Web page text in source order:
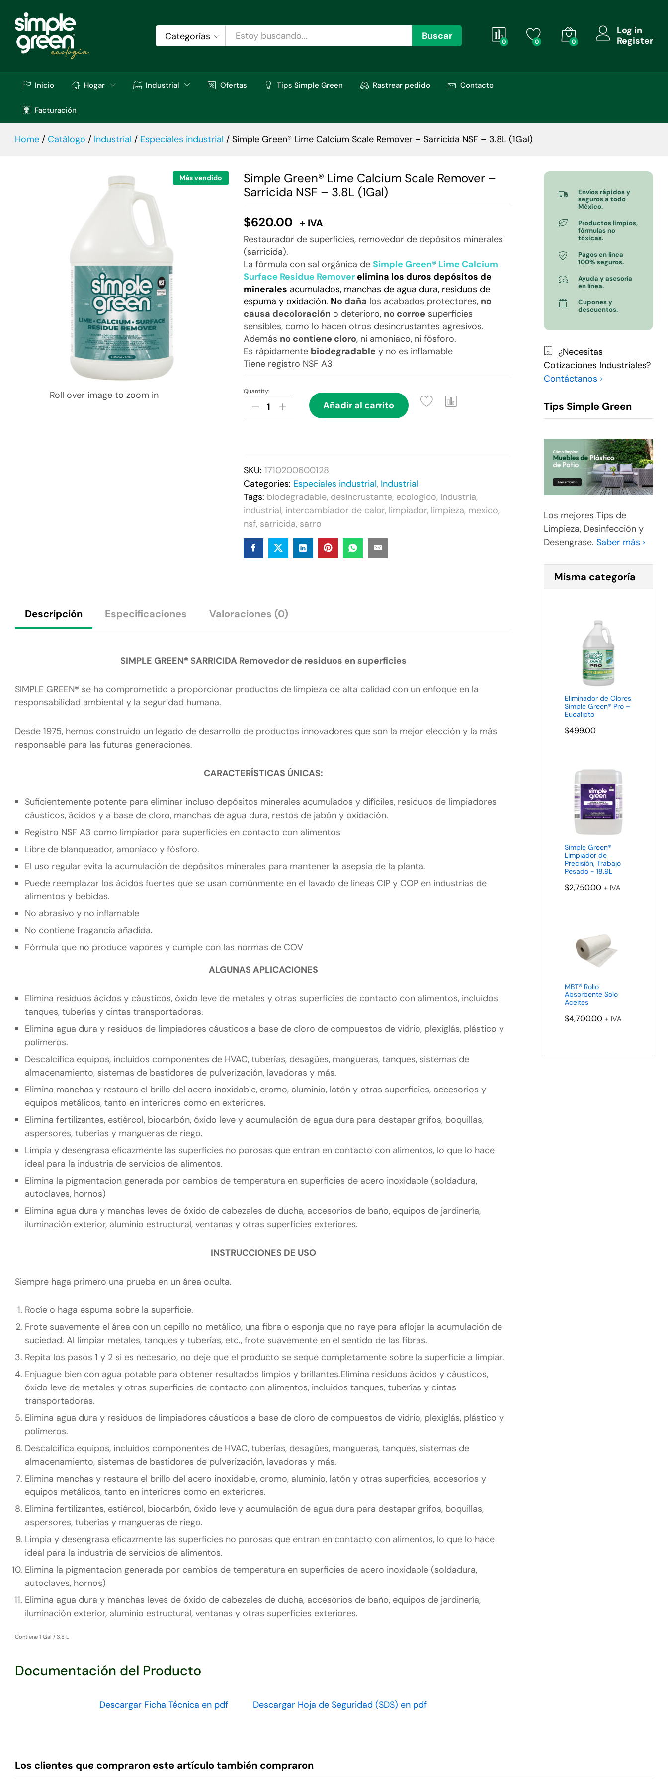
Categorías Buscar 0 0 0
Log in
Register
Inicio Hogar Industrial Ofertas Tips Simple Green Rastrear pedido Contacto
Facturación
Home / Catálogo / Industrial / Especiales industrial / Simple Green® Lime Calcium Scale Remover – Sarricida NSF – 3.8L (1Gal)
Más vendido
Roll over image to zoom in
Simple Green® Lime Calcium Scale Remover –
Sarricida NSF – 3.8L (1Gal)
$620.00 + IVA
Restaurador de superficies, removedor de depósitos minerales
(sarricida).
La fórmula con sal orgánica de Simple Green® Lime Calcium
Surface Residue Remover elimina los duros depósitos de
minerales acumulados, manchas de agua dura, residuos de
espuma y oxidación. No daña los acabados protectores, no
causa decoloración o deterioro, no corroe superficies
sensibles, como lo hacen otros desincrustantes agresivos.
Además no contiene cloro, ni amoniaco, ni fósforo.
Es rápidamente biodegradable y no es inflamable
Tiene registro NSF A3
Simple
Green®
Lime
–
Sarricida
NSF
–
3.8L
(1Gal)
quantity
Quantity:
Añadir al carrito
SKU: 1710200600128
Categories: Especiales industrial, Industrial
Tags: biodegradable, desincrustante, ecologico, industria,
industrial, intercambiador de calor, limpiador, limpieza, mexico,
nsf, sarricida, sarro
Descripción Especificaciones Valoraciones (0)
SIMPLE GREEN® SARRICIDA Removedor de residuos en superficies
SIMPLE GREEN® se ha comprometido a proporcionar productos de limpieza de alta calidad con un enfoque en la
responsabilidad ambiental y la seguridad humana.
Desde 1975, hemos construido un legado de desarrollo de productos innovadores que son la mejor elección y la más
responsable para las futuras generaciones.
CARACTERÍSTICAS ÚNICAS:
Suficientemente potente para eliminar incluso depósitos minerales acumulados y difíciles, residuos de limpiadores
cáusticos, ácidos y a base de cloro, manchas de agua dura, restos de jabón y oxidación.
Registro NSF A3 como limpiador para superficies en contacto con alimentos
Libre de blanqueador, amoniaco y fósforo.
El uso regular evita la acumulación de depósitos minerales para mantener la asepsia de la planta.
Puede reemplazar los ácidos fuertes que se usan comúnmente en el lavado de líneas CIP y COP en industrias de
alimentos y bebidas.
No abrasivo y no inflamable
No contiene fragancia añadida.
Fórmula que no produce vapores y cumple con las normas de COV
ALGUNAS APLICACIONES
Elimina residuos ácidos y cáusticos, óxido leve de metales y otras superficies de contacto con alimentos, incluidos
tanques, tuberías y cintas transportadoras.
Elimina agua dura y residuos de limpiadores cáusticos a base de cloro de compuestos de vidrio, plexiglás, plástico y
polímeros.
Descalcifica equipos, incluidos componentes de HVAC, tuberías, desagües, mangueras, tanques, sistemas de
almacenamiento, sistemas de bastidores de pulverización, lavadoras y más.
Elimina manchas y restaura el brillo del acero inoxidable, cromo, aluminio, latón y otras superficies, accesorios y
equipos metálicos, tanto en interiores como en exteriores.
Elimina fertilizantes, estiércol, biocarbón, óxido leve y acumulación de agua dura para destapar grifos, boquillas,
aspersores, tuberías y mangueras de riego.
Limpia y desengrasa eficazmente las superficies no porosas que entran en contacto con alimentos, lo que lo hace
ideal para la industria de servicios de alimentos.
Elimina la pigmentacion generada por cambios de temperatura en superficies de acero inoxidable (soldadura,
autoclaves, hornos)
Elimina agua dura y manchas leves de óxido de cabezales de ducha, accesorios de baño, equipos de jardinería,
iluminación exterior, aluminio estructural, ventanas y otras superficies exteriores.
INSTRUCCIONES DE USO
Siempre haga primero una prueba en un área oculta.
Rocíe o haga espuma sobre la superficie.
Frote suavemente el área con un cepillo no metálico, una fibra o esponja que no raye para aflojar la acumulación de
suciedad. Al limpiar metales, tanques y tuberías, etc., frote suavemente en el sentido de las fibras.
Repita los pasos 1 y 2 si es necesario, no deje que el producto se seque completamente sobre la superficie a limpiar.
Enjuague bien con agua potable para obtener resultados limpios y brillantes.Elimina residuos ácidos y cáusticos,
óxido leve de metales y otras superficies de contacto con alimentos, incluidos tanques, tuberías y cintas
transportadoras.
Elimina agua dura y residuos de limpiadores cáusticos a base de cloro de compuestos de vidrio, plexiglás, plástico y
polímeros.
Descalcifica equipos, incluidos componentes de HVAC, tuberías, desagües, mangueras, tanques, sistemas de
almacenamiento, sistemas de bastidores de pulverización, lavadoras y más.
Elimina manchas y restaura el brillo del acero inoxidable, cromo, aluminio, latón y otras superficies, accesorios y
equipos metálicos, tanto en interiores como en exteriores.
Elimina fertilizantes, estiércol, biocarbón, óxido leve y acumulación de agua dura para destapar grifos, boquillas,
aspersores, tuberías y mangueras de riego.
Limpia y desengrasa eficazmente las superficies no porosas que entran en contacto con alimentos, lo que lo hace
ideal para la industria de servicios de alimentos.
Elimina la pigmentacion generada por cambios de temperatura en superficies de acero inoxidable (soldadura,
autoclaves, hornos)
Elimina agua dura y manchas leves de óxido de cabezales de ducha, accesorios de baño, equipos de jardinería,
iluminación exterior, aluminio estructural, ventanas y otras superficies exteriores.
Contiene 1 Gal / 3.8 L
Documentación del Producto
Descargar Ficha Técnica en pdf Descargar Hoja de Seguridad (SDS) en pdf
Envíos rápidos y
seguros a todo
México.
Productos limpios,
fórmulas no
tóxicas.
Pagos en línea
100% seguros.
Ayuda y asesoría
en línea.
Cupones y
descuentos.
¿Necesitas
Cotizaciones Industriales?
Contáctanos ›
Tips Simple Green
Los mejores Tips de
Limpieza, Desinfección y
Desengrase.Saber más ›
Misma categoría
Eliminador de Olores
Simple Green® Pro –
Eucalipto
$499.00
Simple Green®
Limpiador de
Precisión, Trabajo
Pesado - 18.9L
$2,750.00 + IVA
MBT® Rollo
Absorbente Solo
Aceites
$4,700.00 + IVA
Los clientes que compraron este artículo también compraron
Descripción